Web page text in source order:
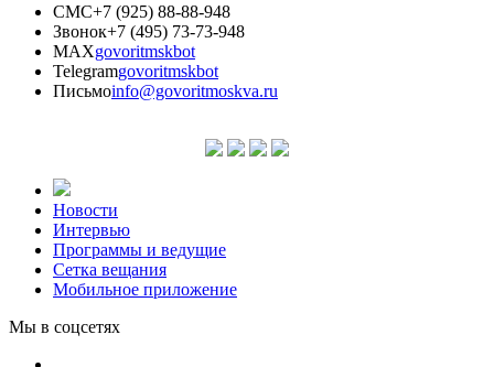
СМС+7 (925) 88-88-948
Звонок+7 (495) 73-73-948
MAXgovoritmskbot
Telegramgovoritmskbot
Письмоinfo@govoritmoskva.ru
Новости
Интервью
Программы и ведущие
Сетка вещания
Мобильное приложение
Мы в соцсетях